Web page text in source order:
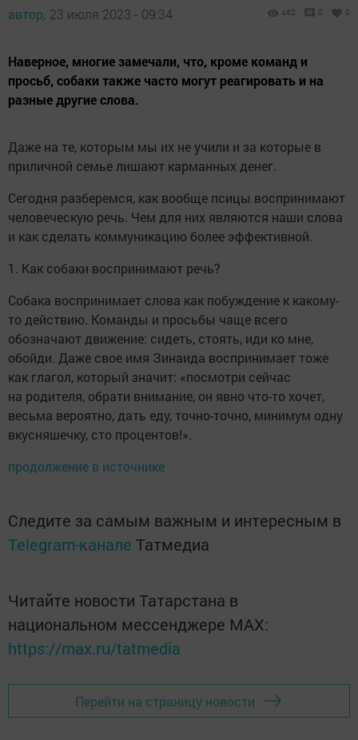
автор, 23 июля 2023 - 09:34 462 0 0
Наверное, многие замечали, что, кроме команд и
просьб, собаки также часто могут реагировать и на
разные другие слова.
Даже на те, которым мы их не учили и за которые в
приличной семье лишают карманных денег.
Сегодня разберемся, как вообще псицы воспринимают
человеческую речь. Чем для них являются наши слова
и как сделать коммуникацию более эффективной.
1. Как собаки воспринимают речь?
Собака воспринимает слова как побуждение к какому-
то действию. Команды и просьбы чаще всего
обозначают движение: сидеть, стоять, иди ко мне,
обойди. Даже свое имя Зинаида воспринимает тоже
как глагол, который значит: «посмотри сейчас
на родителя, обрати внимание, он явно что-то хочет,
весьма вероятно, дать еду, точно-точно, минимум одну
вкусняшечку, сто процентов!».
продолжение в источнике
Следите за самым важным и интересным в
Telegram-канале Татмедиа
Читайте новости Татарстана в
национальном мессенджере MАХ:
https://max.ru/tatmedia
Перейти на страницу новости